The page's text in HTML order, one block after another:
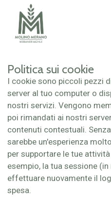
Politica sui cookie
I cookie sono piccoli pezzi
server al tuo computer o
nostri servizi. Vengono
poi rimandati ai nostri
contenuti contestuali.
sarebbe un'esperienza
per supportare le tue
esempio, la tua sessione
effettuare nuovamente il
spesa.